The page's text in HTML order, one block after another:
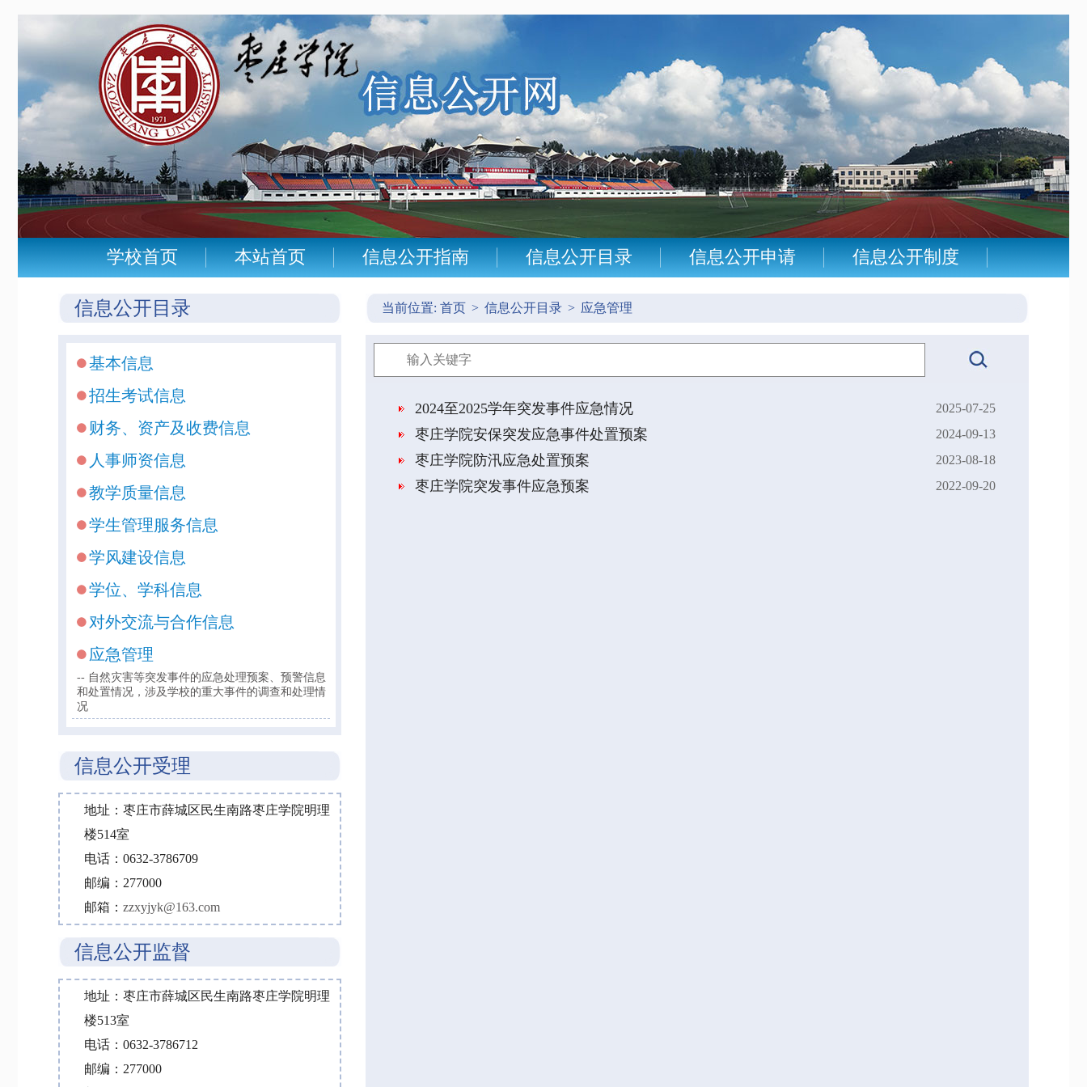
学校首页 本站首页 信息公开指南 信息公开目录 信息公开申请 信息公开制度
信息公开目录
基本信息
招生考试信息
财务、资产及收费信息
人事师资信息
教学质量信息
学生管理服务信息
学风建设信息
学位、学科信息
对外交流与合作信息
应急管理
-- 自然灾害等突发事件的应急处理预案、预警信息
和处置情况，涉及学校的重大事件的调查和处理情
况
信息公开受理
地址：枣庄市薛城区民生南路枣庄学院明理
楼514室
电话：0632-3786709
邮编：277000
邮箱： zzxyjyk@163.com
信息公开监督
地址：枣庄市薛城区民生南路枣庄学院明理
楼513室
电话：0632-3786712
邮编：277000
当前位置: 首页 > 信息公开目录 > 应急管理
2025-07-25
​2024至2025学年突发事件应急情况
2024-09-13
​枣庄学院安保突发应急事件处置预案
2023-08-18
​枣庄学院防汛应急处置预案
2022-09-20
​枣庄学院突发事件应急预案